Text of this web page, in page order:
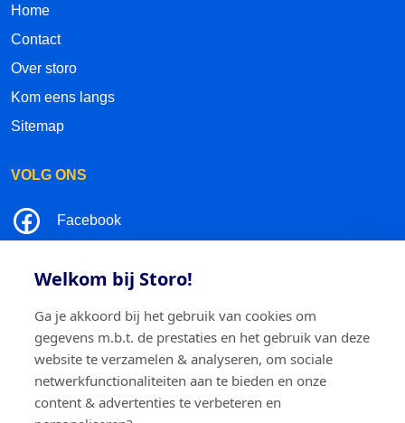
Welkom bij Storo!
Ga je akkoord bij het gebruik van cookies om
gegevens m.b.t. de prestaties en het gebruik van deze
website te verzamelen & analyseren, om sociale
netwerkfunctionaliteiten aan te bieden en onze
content & advertenties te verbeteren en
Home
Contact
Over storo
Kom eens langs
Sitemap
VOLG ONS
Facebook
TikTok